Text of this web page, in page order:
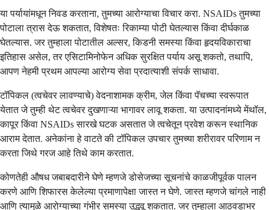
या पर्यायांमधून निवड करताना, तुमच्या आरोग्याचा विचार करा. NSAIDs तुमच्या
पोटाला त्रास देऊ शकतात, विशेषतः रिकाम्या पोटी घेतल्यास किंवा दीर्घकाळ
घेतल्यास. जर तुम्हाला पोटातील अल्सर, किडनी समस्या किंवा हृदयविकाराचा
इतिहास असेल, तर एसिटामिनोफेन अधिक सुरक्षित पर्याय असू शकतो, तथापि,
आपण नेहमी प्रथम आपल्या आरोग्य सेवा प्रदात्याशी संपर्क साधावा.
टॉपिकल (त्वचेवर लावण्याचे) वेदनाशामक क्रीम, जेल किंवा पॅचच्या स्वरूपात
येतात जे तुम्ही थेट त्वचेवर दुखणाऱ्या भागावर लावू शकता. या उत्पादनांमध्ये मेंथॉल,
कापूर किंवा NSAIDs सारखे घटक असतात जे त्वचेतून प्रवेश करून स्थानिक
आराम देतात. अनेकांना हे वाटते की टॉपिकल उपचार तुमच्या शरीरावर परिणाम न
करता जिथे गरज आहे तिथे काम करतात.
कोणतेही औषध जबाबदारीने घेणे म्हणजे डोसेजच्या सूचनांचे काळजीपूर्वक पालन
करणे आणि शिफारस केलेल्या प्रमाणापेक्षा जास्त न घेणे. जास्त म्हणजे चांगले नाही
आणि त्यामुळे आरोग्याच्या गंभीर समस्या उद्भवू शकतात. जर तुम्हाला आठवडाभर